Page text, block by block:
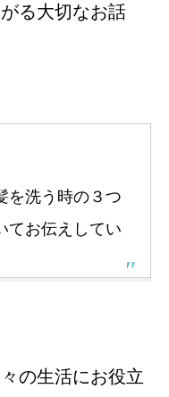
る大切なお話
を洗う時の３つ
てお伝えしてい
の生活にお役立